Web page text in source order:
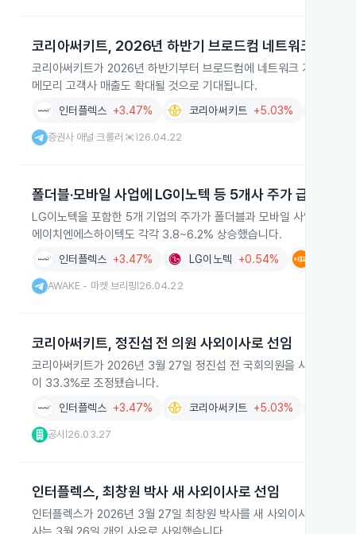
코리아써키트, 2026년 하반기 브로드컴 네트워크 기판
코리아써키트가 2026년 하반기부터 브로드컴에 네트워크 기판 양산
메모리 고객사 매출도 확대될 것으로 기대됩니다.
인터플렉스 +3.47% 코리아써키트 +5.03%
증권사 애널 크롤러🇰🇷 26.04.22
폴더블·모바일 사업에 LG이노텍 등 5개사 주가 급등
LG이노텍을 포함한 5개 기업의 주가가 폴더블과 모바일 사업 연계
에이치엔에스하이텍도 각각 3.8~6.2% 상승했습니다.
인터플렉스 +3.47% LG이노텍 +0.54%
AWAKE - 마켓 브리핑 26.04.22
코리아써키트, 정진섭 전 의원 사외이사로 선임
코리아써키트가 2026년 3월 27일 정진섭 전 국회의원을 사외이사로
이 33.3%로 조정됐습니다.
인터플렉스 +3.47% 코리아써키트 +5.03%
공시 26.03.27
인터플렉스, 최창원 박사 새 사외이사로 선임
인터플렉스가 2026년 3월 27일 최창원 박사를 새 사외이사로 선임